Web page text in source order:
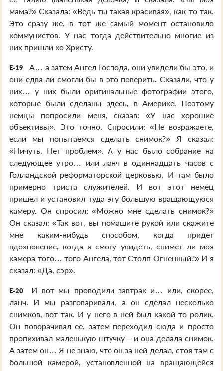
мама?» Сказала: «Ведь ты такая красивая», как-то так.
Это сразу же, в тот же самый момент остановило
коммунистов. У нас тогда действительно многие из
них пришли ко Христу.
E-19
А… а затем Ангел Господа, они увидели бы это, и
они едва ли смогли бы в это поверить. Сказали, что у
них… у них были оригинальные фотографии этого,
которые были сделаны здесь, в Америке. Поэтому
немцы попросили меня, сказав: «У нас хорошие
объективы». Это точно. Спросили: «Не возражаете,
если мы попытаемся сделать снимок?» Я сказал:
«Ничуть. Нет проблем». А у нас было собрание на
следующее утро… или ланч в одиннадцать часов с
Голландской реформаторской церковью. И там было
примерно триста служителей. И вот этот немец
пришел и установил туда эту большую вращающуюся
камеру. Он спросил: «Можно мне сделать снимок?»
Он сказал: «Так вот, вы помашите рукой или скажите
мне каким-нибудь способом, когда придет
вдохновение, когда я смогу увидеть, снимет ли моя
камера того… того Ангела, тот Столп Огненный?» И я
сказал: «Да, сэр».
E-20
И вот мы проводили завтрак и… или, скорее,
ланч. И мы разговаривали, а он сделал несколько
снимков, вот так. И у него в ней был какой-то ролик.
Он поворачивал ее, затем переходил сюда и просто
пропихивал маленькую штучку – и она делала снимок.
А затем он… Я не знаю, что он за ней делал, стоя там с
большой камерой, установленной на вращающейся